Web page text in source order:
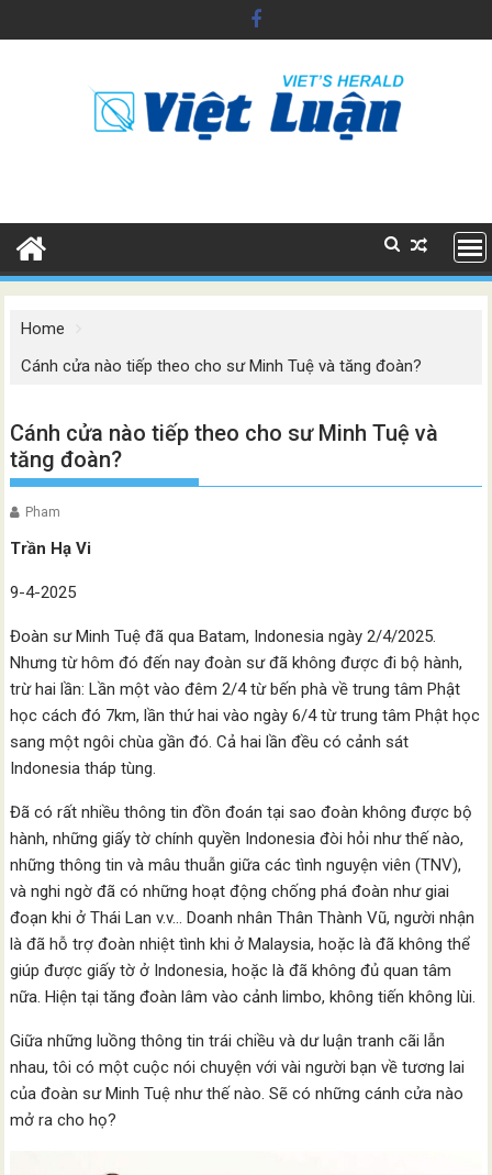
to
Home
Cánh cửa nào tiếp theo cho sư Minh Tuệ và tăng đoàn?
Cánh cửa nào tiếp theo cho sư Minh Tuệ và
tăng đoàn?
Pham
Trần Hạ Vi
9-4-2025
Đoàn sư Minh Tuệ đã qua Batam, Indonesia ngày 2/4/2025.
Nhưng từ hôm đó đến nay đoàn sư đã không được đi bộ hành,
trừ hai lần: Lần một vào đêm 2/4 từ bến phà về trung tâm Phật
học cách đó 7km, lần thứ hai vào ngày 6/4 từ trung tâm Phật học
sang một ngôi chùa gần đó. Cả hai lần đều có cảnh sát
Indonesia tháp tùng.
Đã có rất nhiều thông tin đồn đoán tại sao đoàn không được bộ
hành, những giấy tờ chính quyền Indonesia đòi hỏi như thế nào,
những thông tin và mâu thuẫn giữa các tình nguyện viên (TNV),
và nghi ngờ đã có những hoạt động chống phá đoàn như giai
đoạn khi ở Thái Lan v.v… Doanh nhân Thân Thành Vũ, người nhận
là đã hỗ trợ đoàn nhiệt tình khi ở Malaysia, hoặc là đã không thể
giúp được giấy tờ ở Indonesia, hoặc là đã không đủ quan tâm
nữa. Hiện tại tăng đoàn lâm vào cảnh limbo, không tiến không lùi.
Giữa những luồng thông tin trái chiều và dư luận tranh cãi lẫn
nhau, tôi có một cuộc nói chuyện với vài người bạn về tương lai
của đoàn sư Minh Tuệ như thế nào. Sẽ có những cánh cửa nào
mở ra cho họ?